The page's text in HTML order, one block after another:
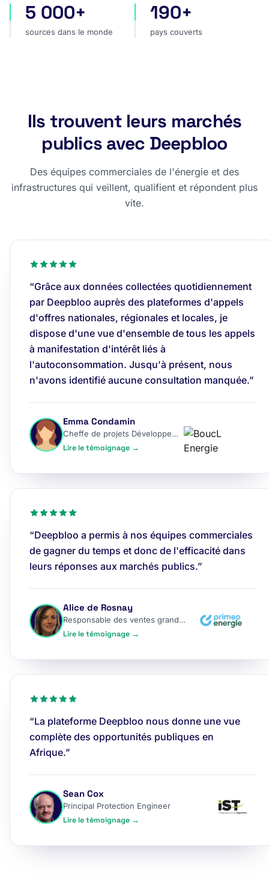
sources dans le monde
5 000+
sources dans le monde
pays couverts
190+
pays couverts
Ils trouvent leurs marchés
publics avec Deepbloo
Des équipes commerciales de l'énergie et des
infrastructures qui veillent, qualifient et répondent plus
vite.
“Grâce aux données collectées quotidiennement
par Deepbloo auprès des plateformes d'appels
d'offres nationales, régionales et locales, je
dispose d'une vue d'ensemble de tous les appels
à manifestation d'intérêt liés à
l'autoconsommation. Jusqu'à présent, nous
n'avons identifié aucune consultation manquée.”
Emma Condamin
Cheffe de projets Développement
Lire le témoignage →
“Deepbloo a permis à nos équipes commerciales
de gagner du temps et donc de l'efficacité dans
leurs réponses aux marchés publics.”
Alice de Rosnay
Responsable des ventes grands comptes
Lire le témoignage →
“La plateforme Deepbloo nous donne une vue
complète des opportunités publiques en
Afrique.”
Sean Cox
Principal Protection Engineer
Lire le témoignage →